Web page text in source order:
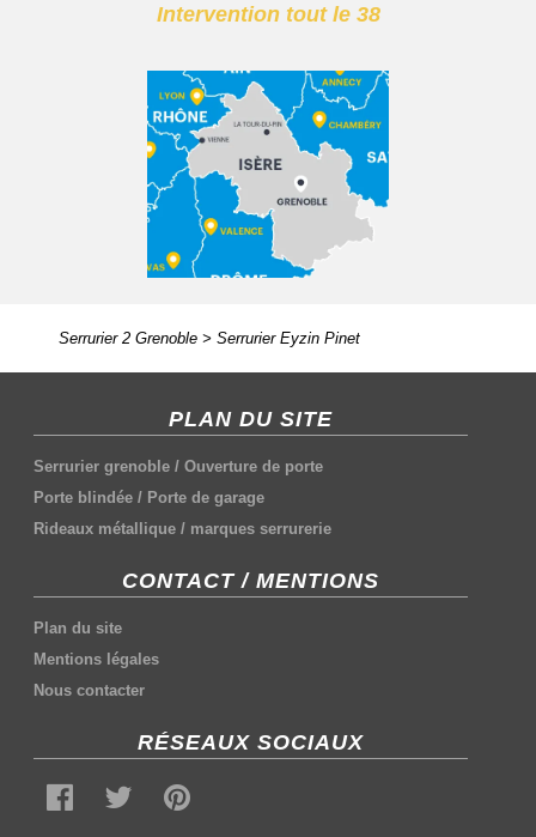
Intervention tout le 38
Serrurier 2 Grenoble> Serrurier Eyzin Pinet
PLAN DU SITE
Serrurier grenoble /Ouverture de porte
Porte blindée / Porte de garage
Rideaux métallique / marques serrurerie
CONTACT / MENTIONS
Plan du site
Mentions légales
Nous contacter
RÉSEAUX SOCIAUX